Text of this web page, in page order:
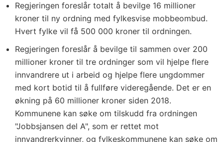
Regjeringen foreslår totalt å bevilge 16 millioner
kroner til ny ordning med fylkesvise mobbeombud.
Hvert fylke vil få 500 000 kroner til ordningen.
Regjeringen foreslår å bevilge til sammen over 200
millioner kroner til tre ordninger som vil hjelpe flere
innvandrere ut i arbeid og hjelpe flere ungdommer
med kort botid til å fullføre videregående. Det er en
økning på 60 millioner kroner siden 2018.
Kommunene kan søke om tilskudd fra ordningen
"Jobbsjansen del A", som er rettet mot
innvandrerkvinner, og fylkeskommunene kan søke om